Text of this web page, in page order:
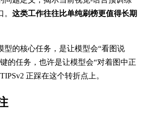
这类工作往往比单纯刷榜更值得长期
型的核心任务，是让模型会“看图说
的任务，也许是让模型会“对着图中正
正踩在这个转折点上。